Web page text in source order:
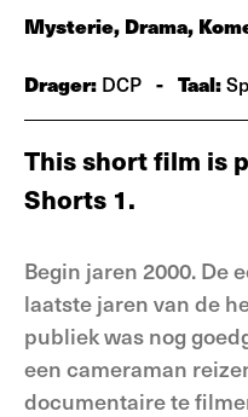
Mysterie, Drama,
Drager: DCP - Taal:
This short film is
Shorts 1.
Begin jaren 2000. De
laatste jaren van de
publiek was nog
een cameraman
documentaire te